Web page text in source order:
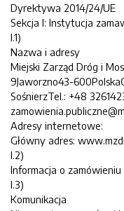
Dyrektywa 2014/24/UE
Sekcja I: Instytucja
I.1)
Nazwa i adresy
Miejski Zarząd Dróg i
9Jaworzno43-
SośnierzTel.: +48
Adresy internetowe:
Główny adres:
I.2)
Informacja o zamówieniu
I.3)
Komunikacja